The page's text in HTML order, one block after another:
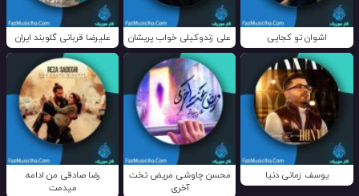
اشوان تو کجایی علی زندوکیلی خواب پریشان علیرضا قربانی گلوبند ایران
یوسف زمانی دنیا
محسن چاوشی مریض تخت
آخری
رضا صادقی من ادامه
میدمت